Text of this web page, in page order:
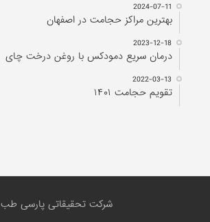
2024-07-11
بهترین مراکز حجامت در اصفهان
2023-12-18
درمان سریع دمودکس با روغن درخت چای
2022-03-13
تقویم حجامت ۱۴۰۱
شرکت تحقیقاتی پارسی طب